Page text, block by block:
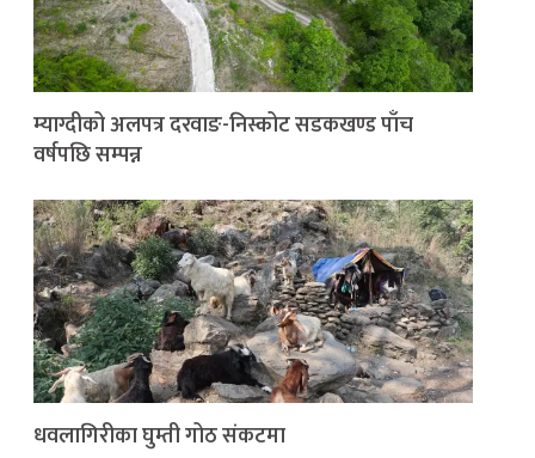
म्याग्दीको अलपत्र दरवाङ-निस्कोट सडकखण्ड पाँच
वर्षपछि सम्पन्न
धवलागिरीका घुम्ती गोठ संकटमा